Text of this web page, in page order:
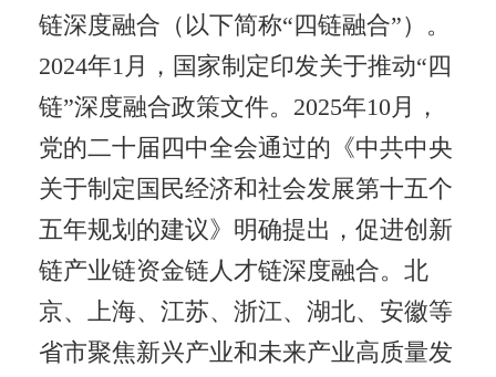
链深度融合（以下简称“四链融合”）。
2024年1月，国家制定印发关于推动“四
链”深度融合政策文件。2025年10月，
党的二十届四中全会通过的《中共中央
关于制定国民经济和社会发展第十五个
五年规划的建议》明确提出，促进创新
链产业链资金链人才链深度融合。北
京、上海、江苏、浙江、湖北、安徽等
省市聚焦新兴产业和未来产业高质量发